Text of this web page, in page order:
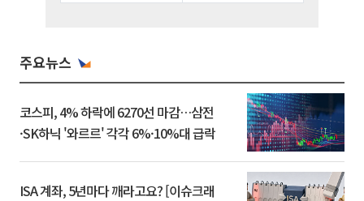
주요뉴스
코스피, 4% 하락에 6270선 마감…삼전
·SK하닉 '와르르' 각각 6%·10%대 급락
ISA 계좌, 5년마다 깨라고요? [이슈크래